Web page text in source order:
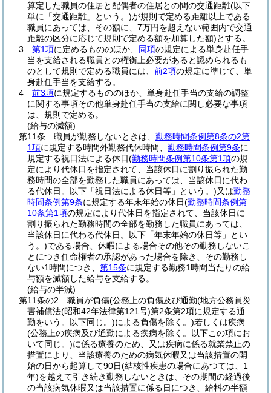
算定した職員の住居と配偶者の住居との間の交通距離(以下
単に「交通距離」という。)が規則で定める距離以上である
職員にあっては、その額に、7万円を超えない範囲内で交通
距離の区分に応じて規則で定める額を加算した額)とする。
3
第1項に定めるもののほか、 同項の規定による単身赴任手
当を支給される職員との権衡上必要があると認められるも
のとして規則で定める職員には、 前2項の規定に準じて、単
身赴任手当を支給する。
4
前3項に規定するもののほか、単身赴任手当の支給の調整
に関する事項その他単身赴任手当の支給に関し必要な事項
は、規則で定める。
(給与の減額)
第11条
職員が勤務しないときは、 勤務時間条例第8条の2第
1項に規定する時間外勤務代休時間、 勤務時間条例第9条に
規定する祝日法による休日(勤務時間条例第10条第1項の規
定により代休日を指定されて、当該休日に割り振られた勤
務時間の全部を勤務した職員にあっては、当該休日に代わ
る代休日。以下「祝日法による休日等」という。)又は勤務
時間条例第9条に規定する年末年始の休日(勤務時間条例第
10条第1項の規定により代休日を指定されて、当該休日に
割り振られた勤務時間の全部を勤務した職員にあっては、
当該休日に代わる代休日。以下「年末年始の休日等」とい
う。)である場合、休暇による場合その他その勤務しないこ
とにつき任命権者の承認があった場合を除き、その勤務し
ない1時間につき、 第15条に規定する勤務1時間当たりの給
与額を減額した給与を支給する。
(給与の半減)
第11条の2
職員が負傷(公務上の負傷及び通勤(地方公務員災
害補償法(昭和42年法律第121号)第2条第2項に規定する通
勤をいう。以下同じ。)による負傷を除く。)若しくは疾病
(公務上の疾病及び通勤による疾病を除く。以下この項にお
いて同じ。)に係る療養のため、又は疾病に係る就業禁止の
措置により、当該療養のための病気休暇又は当該措置の開
始の日から起算して90日(結核性疾患の場合にあつては、1
年)を越えて引き続き勤務しないときは、その期間の経過後
の当該病気休暇又は当該措置に係る日につき、給料の半額